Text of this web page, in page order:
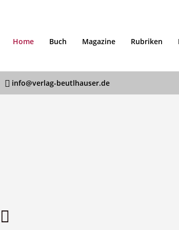
Home Buch Magazine Rubriken
info@verlag-beutlhauser.de